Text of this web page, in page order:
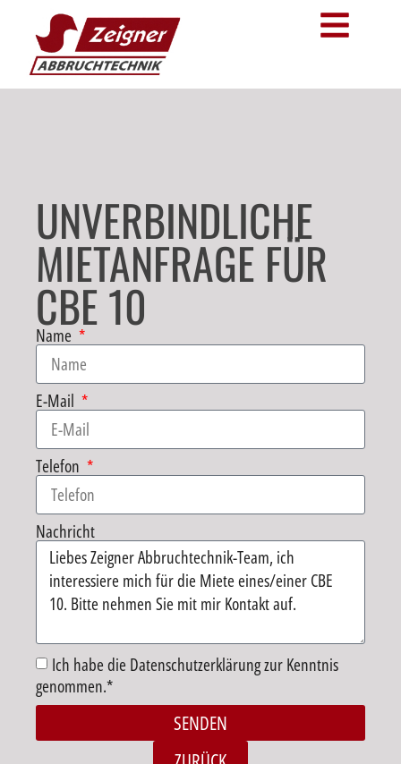
UNVERBINDLICHE
MIETANFRAGE FÜR
CBE 10
Name
E-Mail
Telefon
Nachricht
Ich habe die Datenschutzerklärung zur Kenntnis
genommen.*
SENDEN